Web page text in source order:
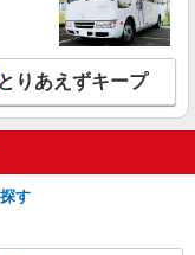
とりあえずキープ
す